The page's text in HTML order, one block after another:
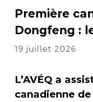
Première
Dongfeng :
19 juillet 2026
L’AVÉQ a
canadienne